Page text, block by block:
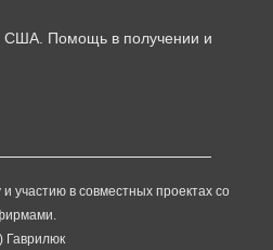
США. Помощь в получении и
и участию в совместных проектах со
Гаврилюк